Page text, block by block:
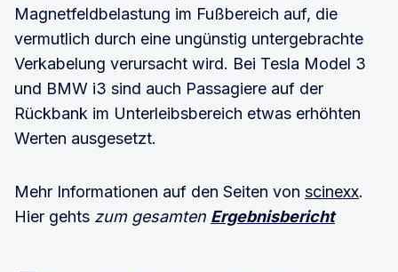
Magnetfeldbelastung im Fußbereich auf, die
vermutlich durch eine ungünstig untergebrachte
Verkabelung verursacht wird. Bei Tesla Model 3
und BMW i3 sind auch Passagiere auf der
Rückbank im Unterleibsbereich etwas erhöhten
Werten ausgesetzt.
Mehr Informationen auf den Seiten von scinexx.
Hier gehts zum gesamten Ergebnisbericht